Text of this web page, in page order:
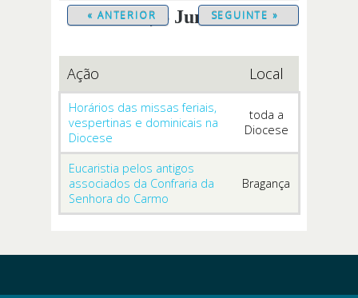
Sábado, 6 Junho 2026
« ANTERIOR SEGUINTE »
Ação Local
Horários das missas feriais,
vespertinas e dominicais na
Diocese
toda a
Diocese
Eucaristia pelos antigos
associados da Confraria da
Senhora do Carmo
Bragança